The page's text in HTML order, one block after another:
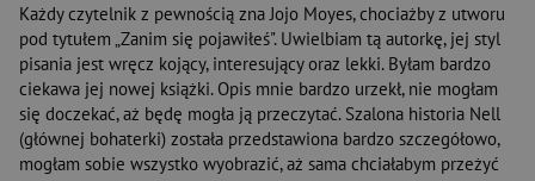
Każdy czytelnik z pewnością zna Jojo Moyes, chociażby z utworu
pod tytułem „Zanim się pojawiłeś". Uwielbiam tą autorkę, jej styl
pisania jest wręcz kojący, interesujący oraz lekki. Byłam bardzo
ciekawa jej nowej książki. Opis mnie bardzo urzekł, nie mogłam
się doczekać, aż będę mogła ją przeczytać. Szalona historia Nell
(głównej bohaterki) została przedstawiona bardzo szczegółowo,
mogłam sobie wszystko wyobrazić, aż sama chciałabym przeżyć